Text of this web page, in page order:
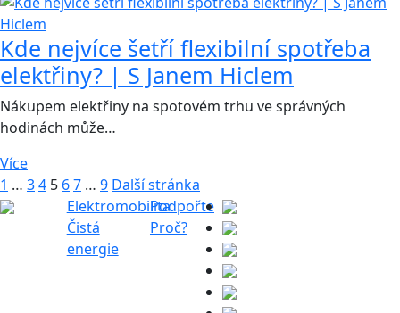
Kde nejvíce šetří flexibilní spotřeba
elektřiny? | S Janem Hiclem
Nákupem elektřiny na spotovém trhu ve správných
hodinách může…
Více
1 … 34 5 67 … 9 Další stránka
Elektromobilita
Čistá
energie
Podpořte
Proč?